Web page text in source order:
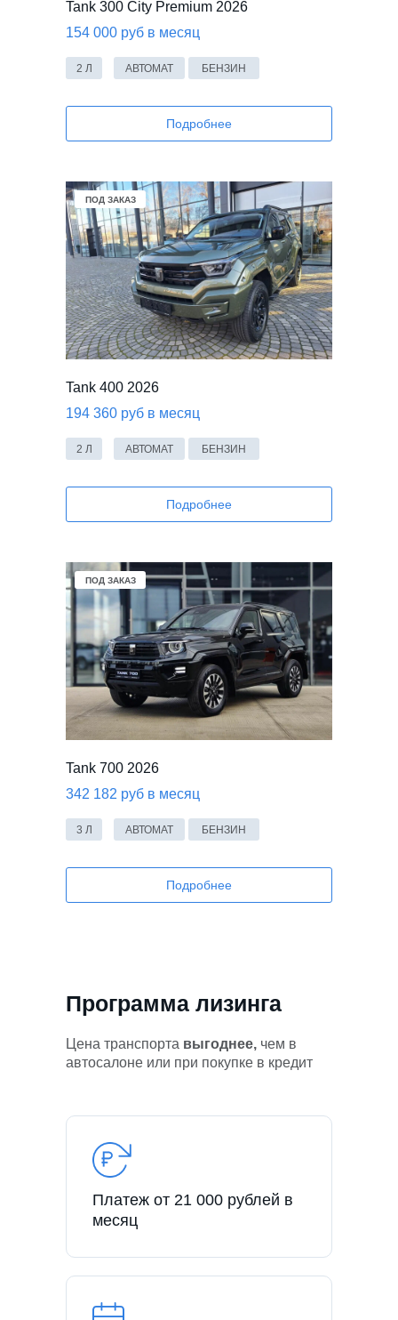
Tank 300 City Premium 2026
Tank 700 2026
154 000 руб в месяц
342 182 руб в месяц
Подробнее
Подробнее
2 Л
3 Л
АВТОМАТ
АВТОМАТ
БЕНЗИН
БЕНЗИН
Tank 400 2026
194 360 руб в месяц
Подробнее
2 Л АВТОМАТ БЕНЗИН
ПОД ЗАКАЗ
ПОД ЗАКАЗ
Программа лизинга
Цена транспорта выгоднее, чем в
автосалоне или при покупке в кредит
Платеж от 21 000 рублей в
месяц